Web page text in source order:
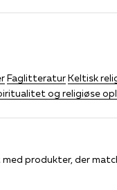
FaglitteraturKeltisk
og religiøse
produkter, der